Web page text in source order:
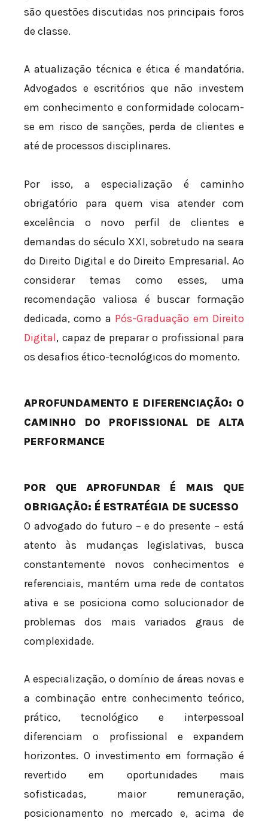
são questões discutidas nos principais foros
de classe.
A atualização técnica e ética é mandatória.
Advogados e escritórios que não investem
em conhecimento e conformidade colocam-
se em risco de sanções, perda de clientes e
até de processos disciplinares.
Por isso, a especialização é caminho
obrigatório para quem visa atender com
excelência o novo perfil de clientes e
demandas do século XXI, sobretudo na seara
do Direito Digital e do Direito Empresarial. Ao
considerar temas como esses, uma
recomendação valiosa é buscar formação
dedicada, como a Pós-Graduação em Direito
Digital, capaz de preparar o profissional para
os desafios ético-tecnológicos do momento.
APROFUNDAMENTO E DIFERENCIAÇÃO: O
CAMINHO DO PROFISSIONAL DE ALTA
PERFORMANCE
POR QUE APROFUNDAR É MAIS QUE
OBRIGAÇÃO: É ESTRATÉGIA DE SUCESSO
O advogado do futuro – e do presente – está
atento às mudanças legislativas, busca
constantemente novos conhecimentos e
referenciais, mantém uma rede de contatos
ativa e se posiciona como solucionador de
problemas dos mais variados graus de
complexidade.
A especialização, o domínio de áreas novas e
a combinação entre conhecimento teórico,
prático, tecnológico e interpessoal
diferenciam o profissional e expandem
horizontes. O investimento em formação é
revertido em oportunidades mais
sofisticadas, maior remuneração,
posicionamento no mercado e, acima de